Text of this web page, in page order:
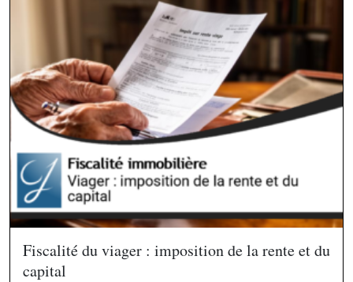
Fiscalité du viager : imposition de la rente et du
capital